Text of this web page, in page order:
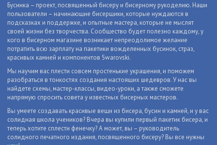
Бусинка – проект, посвященный бисеру и бисерному рукоделию. Наши
пользователи – начинающие бисерщики, которые нуждаются в
подсказках и поддержке, и опытные мастера, которые не мыслят
своей жизни без творчества. Сообщество будет полезно каждому, у
кого в бисерном магазине возникает непреодолимое желание
потратить всю зарплату на пакетики вожделенных бусинок, страз,
красивых камней и компонентов Swarovski.
Мы научим вас плести совсем простенькие украшения, и поможем
разобраться в тонкостях создания настоящих шедевров. У нас вы
найдете схемы, мастер-классы, видео-уроки, а также сможете
напрямую спросить совета у известных бисерных мастеров.
Вы умеете создавать красивые вещи из бисера, бусин и камней, и у вас
солидная школа учеников? Вчера вы купили первый пакетик бисера, и
теперь хотите сплести фенечку? А может, вы – руководитель
солидного печатного издания, посвященного бисеру? Вы все нужны